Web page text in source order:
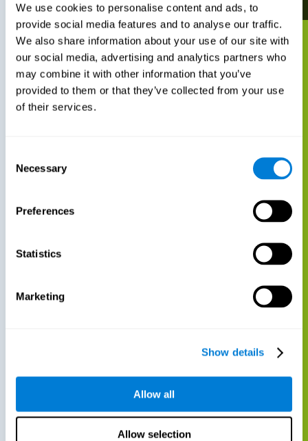
We use cookies to personalise content and ads, to
provide social media features and to analyse our traffic.
We also share information about your use of our site with
our social media, advertising and analytics partners who
may combine it with other information that you’ve
provided to them or that they’ve collected from your use
of their services.
Selection
Necessary
Preferences
Statistics
Marketing
Show details
Allow all
Allow selection